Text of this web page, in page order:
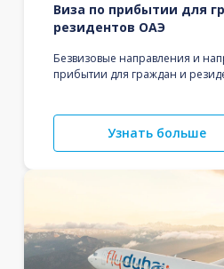
Виза по прибытии для
резидентов ОАЭ
Безвизовые направления и
прибытии для граждан и
Узнать больше